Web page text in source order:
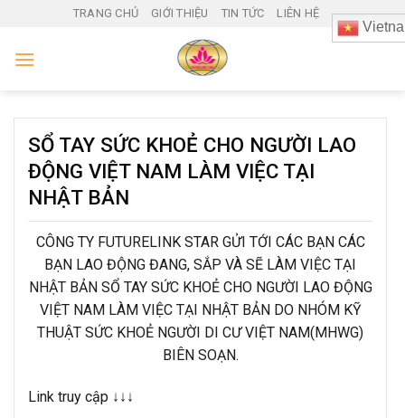
content
TRANG CHỦ GIỚI THIỆU TIN TỨC LIÊN HỆ
SỔ TAY SỨC KHOẺ CHO NGƯỜI LAO
ĐỘNG VIỆT NAM LÀM VIỆC TẠI
NHẬT BẢN
CÔNG TY FUTURELINK STAR GỬI TỚI CÁC BẠN CÁC
BẠN LAO ĐỘNG ĐANG, SẮP VÀ SẼ LÀM VIỆC TẠI
NHẬT BẢN SỔ TAY SỨC KHOẺ CHO NGƯỜI LAO ĐỘNG
VIỆT NAM LÀM VIỆC TẠI NHẬT BẢN DO NHÓM KỸ
THUẬT SỨC KHOẺ NGƯỜI DI CƯ VIỆT NAM(MHWG)
BIÊN SOẠN.
Link truy cập ↓↓↓